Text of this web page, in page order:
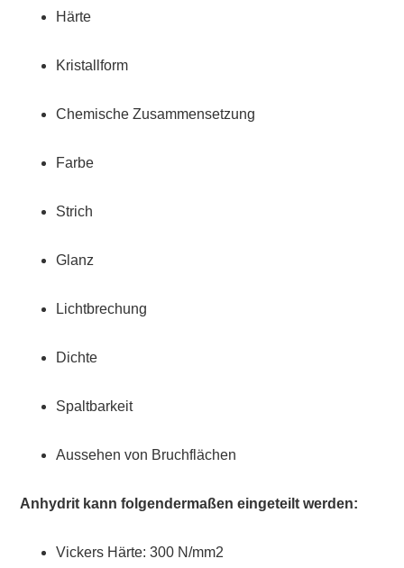
Härte
Kristallform
Chemische Zusammensetzung
Farbe
Strich
Glanz
Lichtbrechung
Dichte
Spaltbarkeit
Aussehen von Bruchflächen
Anhydrit kann folgendermaßen eingeteilt werden:
Vickers Härte: 300 N/mm2